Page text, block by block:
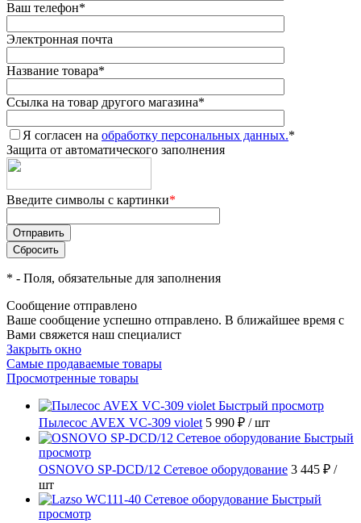
Ваш телефон*
Электронная почта
Название товара*
Ссылка на товар другого магазина*
Я согласен на обработку персональных данных.*
Защита от автоматического заполнения
Введите символы с картинки*
* - Поля, обязательные для заполнения
Сообщение отправлено
Ваше сообщение успешно отправлено. В ближайшее время с
Вами свяжется наш специалист
Закрыть окно
Самые продаваемые товары
Просмотренные товары
Быстрый просмотр
Пылесос AVEX VC-309 violet 5 990 ₽ / шт
Быстрый
просмотр
OSNOVO SP-DCD/12 Сетевое оборудование 3 445 ₽ /
шт
Быстрый
просмотр